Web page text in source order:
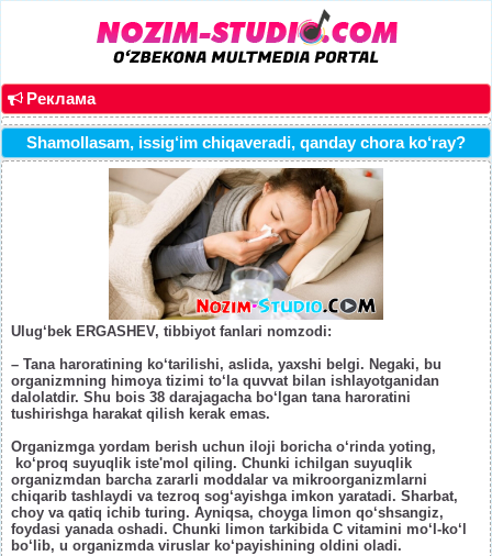
Реклама
Shamollasam, issig‘im chiqaveradi, qanday chora ko‘ray?
Ulug‘bek ERGASHEV, tibbiyot fanlari nomzodi:
– Tana haroratining ko‘tarilishi, aslida, yaxshi belgi. Negaki, bu
organizmning himoya tizimi to‘la quvvat bilan ishlayotganidan
dalolatdir. Shu bois 38 darajagacha bo‘lgan tana haroratini
tushirishga harakat qilish kerak emas.
Organizmga yordam berish uchun iloji boricha o‘rinda yoting,
ko‘proq suyuqlik iste'mol qiling. Chunki ichilgan suyuqlik
organizmdan barcha zararli moddalar va mikroorganizmlarni
chiqarib tashlaydi va tezroq sog‘ayishga imkon yaratadi. Sharbat,
choy va qatiq ichib turing. Ayniqsa, choyga limon qo‘shsangiz,
foydasi yanada oshadi. Chunki limon tarkibida C vitamini mo‘l-ko‘l
bo‘lib, u organizmda viruslar ko‘payishining oldini oladi.